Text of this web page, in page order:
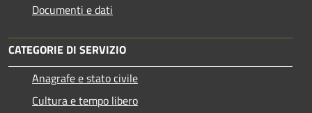
Documenti e dati
CATEGORIE DI SERVIZIO
Anagrafe e stato civile
Cultura e tempo libero